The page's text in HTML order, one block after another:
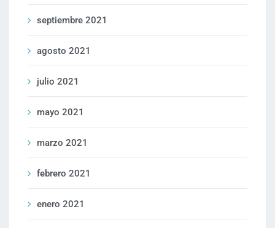
septiembre 2021
agosto 2021
julio 2021
mayo 2021
marzo 2021
febrero 2021
enero 2021